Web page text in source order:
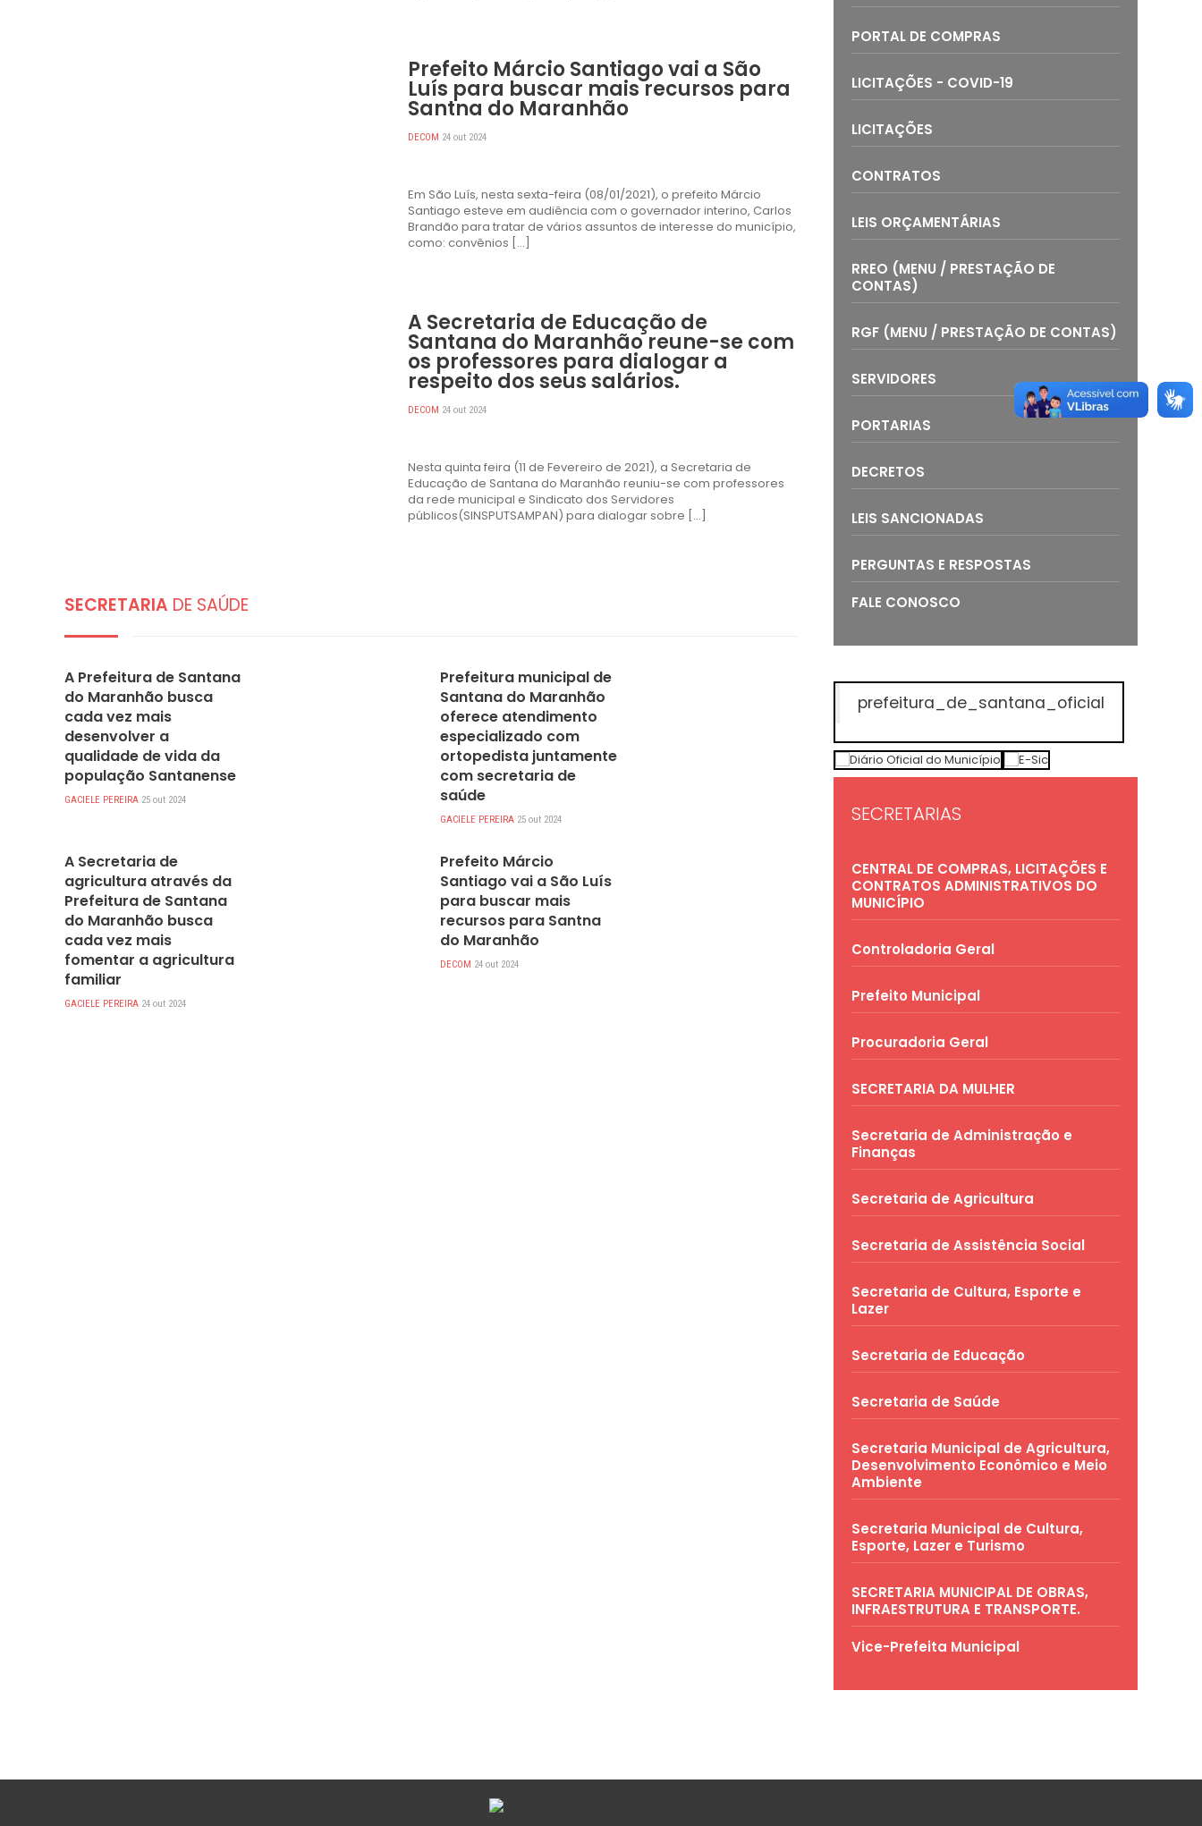
Prefeito Márcio Santiago vai a São
Luís para buscar mais recursos para
Santna do Maranhão
DECOM 24 out 2024
Em São Luís, nesta sexta-feira (08/01/2021), o prefeito Márcio
Santiago esteve em audiência com o governador interino, Carlos
Brandão para tratar de vários assuntos de interesse do município,
como: convênios […]
A Secretaria de Educação de
Santana do Maranhão reune-se com
os professores para dialogar a
respeito dos seus salários.
DECOM 24 out 2024
Nesta quinta feira (11 de Fevereiro de 2021), a Secretaria de
Educação de Santana do Maranhão reuniu-se com professores
da rede municipal e Sindicato dos Servidores
públicos(SINSPUTSAMPAN) para dialogar sobre […]
SECRETARIA DE SAÚDE
A Prefeitura de Santana
do Maranhão busca
cada vez mais
desenvolver a
qualidade de vida da
população Santanense
GACIELE PEREIRA 25 out 2024
Prefeitura municipal de
Santana do Maranhão
oferece atendimento
especializado com
ortopedista juntamente
com secretaria de
saúde
GACIELE PEREIRA 25 out 2024
A Secretaria de
agricultura através da
Prefeitura de Santana
do Maranhão busca
cada vez mais
fomentar a agricultura
familiar
GACIELE PEREIRA 24 out 2024
Prefeito Márcio
Santiago vai a São Luís
para buscar mais
recursos para Santna
do Maranhão
DECOM 24 out 2024
PORTAL DE COMPRAS
LICITAÇÕES - COVID-19
LICITAÇÕES
CONTRATOS
LEIS ORÇAMENTÁRIAS
RREO (MENU / PRESTAÇÃO DE
CONTAS)
RGF (MENU / PRESTAÇÃO DE CONTAS)
SERVIDORES
PORTARIAS
DECRETOS
LEIS SANCIONADAS
PERGUNTAS E RESPOSTAS
FALE CONOSCO
prefeitura_de_santana_oficial
SECRETARIAS
CENTRAL DE COMPRAS, LICITAÇÕES E
CONTRATOS ADMINISTRATIVOS DO
MUNICÍPIO
Controladoria Geral
Prefeito Municipal
Procuradoria Geral
SECRETARIA DA MULHER
Secretaria de Administração e
Finanças
Secretaria de Agricultura
Secretaria de Assistência Social
Secretaria de Cultura, Esporte e
Lazer
Secretaria de Educação
Secretaria de Saúde
Secretaria Municipal de Agricultura,
Desenvolvimento Econômico e Meio
Ambiente
Secretaria Municipal de Cultura,
Esporte, Lazer e Turismo
SECRETARIA MUNICIPAL DE OBRAS,
INFRAESTRUTURA E TRANSPORTE.
Vice-Prefeita Municipal